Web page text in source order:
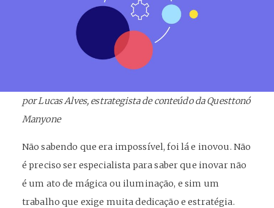
por Lucas Alves, estrategista de conteúdo da Questtonó
Manyone
Não sabendo que era impossível, foi lá e inovou. Não
é preciso ser especialista para saber que inovar não
é um ato de mágica ou iluminação, e sim um
trabalho que exige muita dedicação e estratégia.